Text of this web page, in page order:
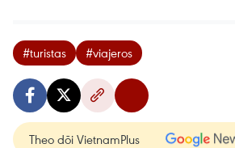
#turistas #viajeros
Theo dõi VietnamPlus